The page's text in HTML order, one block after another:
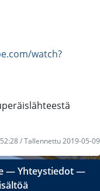
watch?
/ Tallennettu 2019-05-09
―Yhteystiedot―